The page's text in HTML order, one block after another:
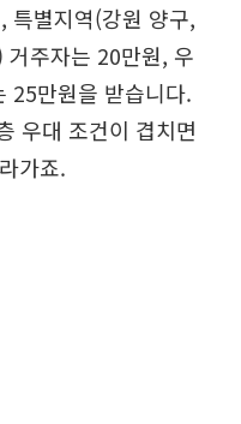
특별지역(강원 양구,
거주자는 20만원, 우
25만원을 받습니다.
우대 조건이 겹치면
가죠.